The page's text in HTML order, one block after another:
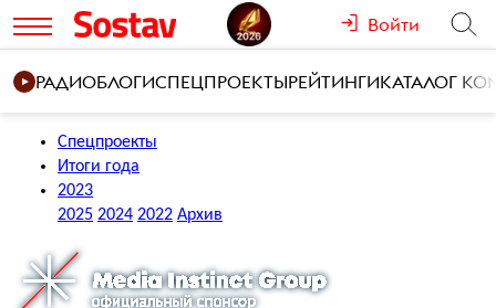
Войти
РАДИОБЛОГИСПЕЦПРОЕКТЫРЕЙТИНГИКАТАЛОГ
Спецпроекты
Итоги года
2023
2025 2024 2022 Архив